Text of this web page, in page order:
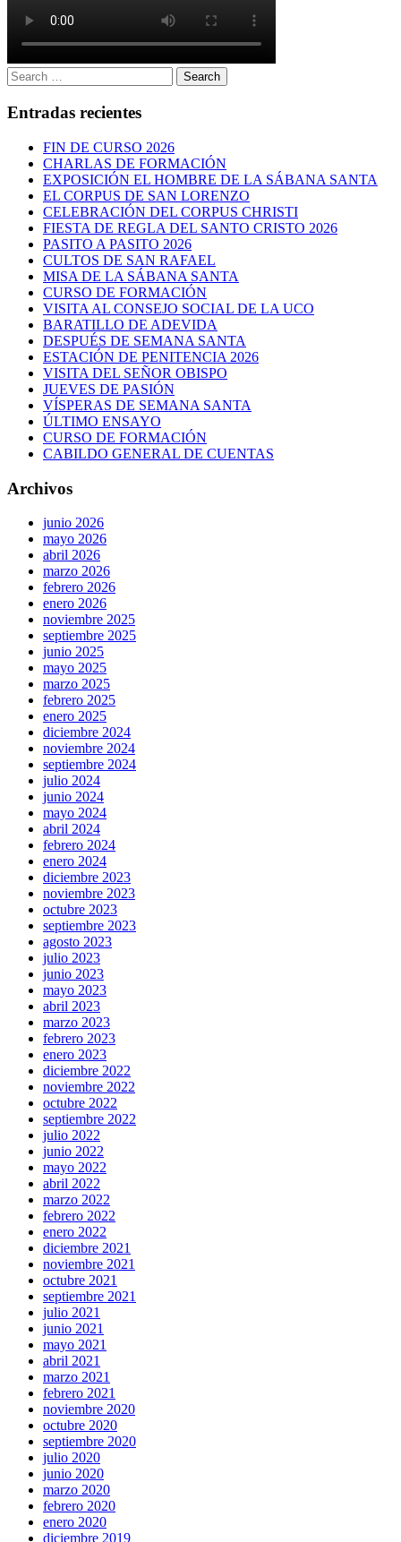
Search
for:
Search
Entradas recientes
FIN DE CURSO 2026
CHARLAS DE FORMACIÓN
EXPOSICIÓN EL HOMBRE DE LA SÁBANA SANTA
EL CORPUS DE SAN LORENZO
CELEBRACIÓN DEL CORPUS CHRISTI
FIESTA DE REGLA DEL SANTO CRISTO 2026
PASITO A PASITO 2026
CULTOS DE SAN RAFAEL
MISA DE LA SÁBANA SANTA
CURSO DE FORMACIÓN
VISITA AL CONSEJO SOCIAL DE LA UCO
BARATILLO DE ADEVIDA
DESPUÉS DE SEMANA SANTA
ESTACIÓN DE PENITENCIA 2026
VISITA DEL SEÑOR OBISPO
JUEVES DE PASIÓN
VÍSPERAS DE SEMANA SANTA
ÚLTIMO ENSAYO
CURSO DE FORMACIÓN
CABILDO GENERAL DE CUENTAS
Archivos
junio 2026
mayo 2026
abril 2026
marzo 2026
febrero 2026
enero 2026
noviembre 2025
septiembre 2025
junio 2025
mayo 2025
marzo 2025
febrero 2025
enero 2025
diciembre 2024
noviembre 2024
septiembre 2024
julio 2024
junio 2024
mayo 2024
abril 2024
febrero 2024
enero 2024
diciembre 2023
noviembre 2023
octubre 2023
septiembre 2023
agosto 2023
julio 2023
junio 2023
mayo 2023
abril 2023
marzo 2023
febrero 2023
enero 2023
diciembre 2022
noviembre 2022
octubre 2022
septiembre 2022
julio 2022
junio 2022
mayo 2022
abril 2022
marzo 2022
febrero 2022
enero 2022
diciembre 2021
noviembre 2021
octubre 2021
septiembre 2021
julio 2021
junio 2021
mayo 2021
abril 2021
marzo 2021
febrero 2021
noviembre 2020
octubre 2020
septiembre 2020
julio 2020
junio 2020
marzo 2020
febrero 2020
enero 2020
diciembre 2019